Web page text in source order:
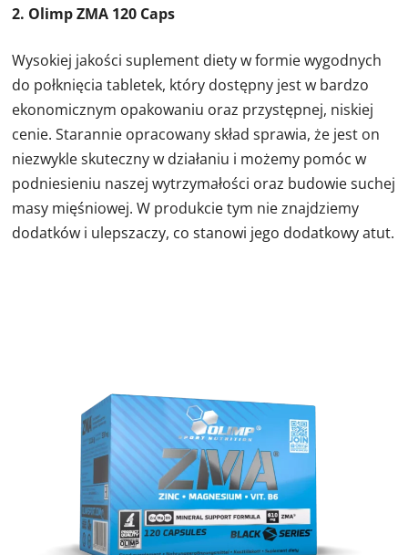
2. Olimp ZMA 120 Caps
Wysokiej jakości suplement diety w formie wygodnych
do połknięcia tabletek, który dostępny jest w bardzo
ekonomicznym opakowaniu oraz przystępnej, niskiej
cenie. Starannie opracowany skład sprawia, że jest on
niezwykle skuteczny w działaniu i możemy pomóc w
podniesieniu naszej wytrzymałości oraz budowie suchej
masy mięśniowej. W produkcie tym nie znajdziemy
dodatków i ulepszaczy, co stanowi jego dodatkowy atut.